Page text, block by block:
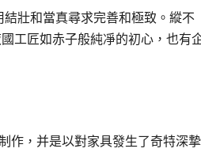
壯和當真尋求完善和極致。縱不
工匠如赤子般純凈的初心，也有
作，并是以對家具發生了奇特深摯